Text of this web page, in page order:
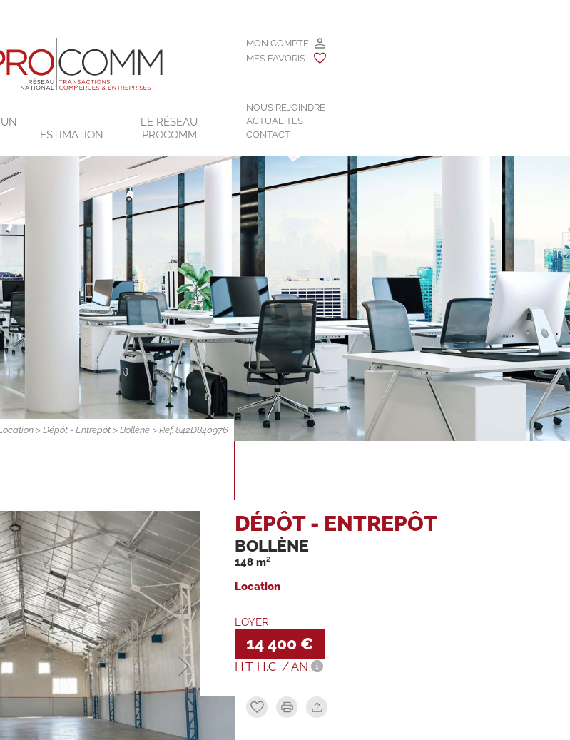
ESTIMATION
LE RÉSEAU
PROCOMM
MON COMPTE
MES FAVORIS
NOUS REJOINDRE
ACTUALITÉS
CONTACT
>Dépôt - Entrepôt >Bollène > Ref. 842D840976
DÉPÔT - ENTREPÔT
BOLLÈNE
148 m²
Location
LOYER
14 400 €
H.T. H.C. / AN